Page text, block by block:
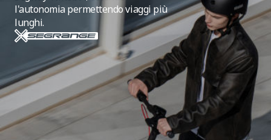
l'autonomia permettendo viaggi più
lunghi.